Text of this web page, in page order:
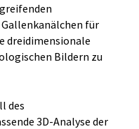
für
dreidimensionale
Bildern zu
des
3D-Analyse der